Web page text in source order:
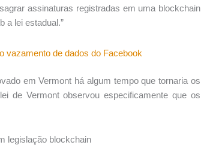
assinaturas registradas em uma blockchain
a lei estadual.”
vazamento de dados do Facebook
em Vermont há algum tempo que tornaria os
de Vermont observou especificamente que os
legislação blockchain